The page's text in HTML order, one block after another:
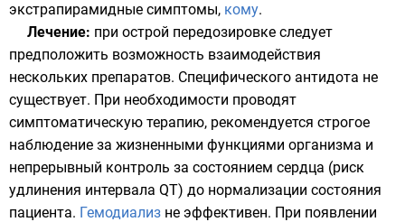
экстрапирамидные симптомы, кому.
Лечение: при острой передозировке следует
предположить возможность взаимодействия
нескольких препаратов. Специфического антидота не
существует. При необходимости проводят
симптоматическую терапию, рекомендуется строгое
наблюдение за жизненными функциями организма и
непрерывный контроль за состоянием сердца (риск
удлинения интервала QT) до нормализации состояния
пациента. Гемодиализ не эффективен. При появлении